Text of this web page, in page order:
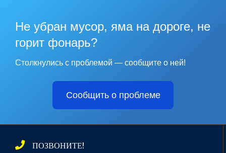
Не убран мусор, яма на дороге, не
горит фонарь?
Столкнулись с проблемой — сообщите о ней!
Сообщить о проблеме
ПОЗВОНИТЕ!